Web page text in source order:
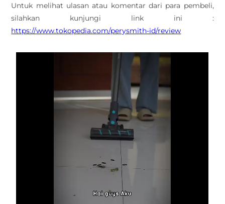
Untuk melihat ulasan atau komentar dari para pembeli,
silahkan kunjungi link ini :
https://www.tokopedia.com/perysmith-id/review